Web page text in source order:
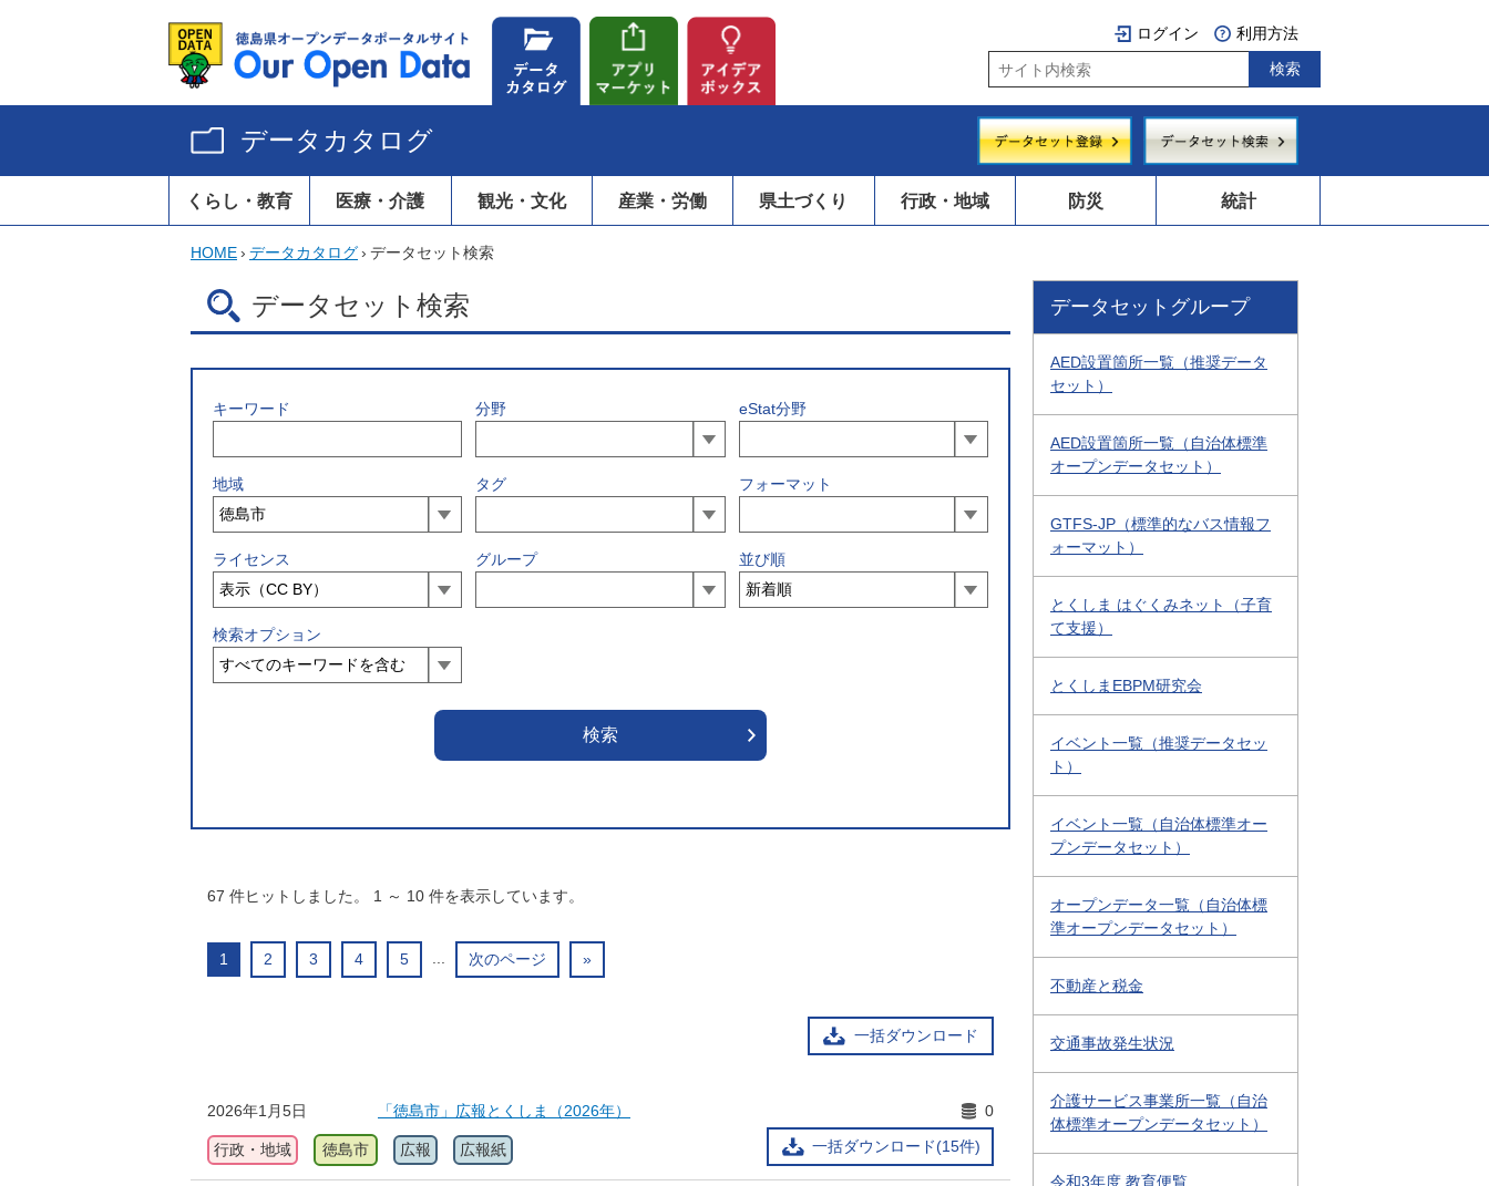
ログイン 利用方法
データカタログ
くらし・教育 医療・介護 観光・文化 産業・労働 県土づくり 行政・地域 防災 統計
HOME› データカタログ› データセット検索
データセット検索
キーワード 分野 eStat分野
地域 タグ フォーマット
ライセンス グループ 並び順
検索オプション
67 件ヒットしました。 1 ～ 10 件を表示しています。
1 2 3 4 5 ... 次のページ »
一括ダウンロード
2026年1月5日
「徳島市」広報とくしま（2026年）
一括ダウンロード(15件)
0
行政・地域 徳島市 広報 広報紙
データセットグループ
AED設置箇所一覧（推奨データ
セット）
AED設置箇所一覧（自治体標準
オープンデータセット）
GTFS-JP（標準的なバス情報フ
ォーマット）
とくしま はぐくみネット（子育
て支援）
とくしまEBPM研究会
イベント一覧（推奨データセッ
ト）
イベント一覧（自治体標準オー
プンデータセット）
オープンデータ一覧（自治体標
準オープンデータセット）
不動産と税金
交通事故発生状況
介護サービス事業所一覧（自治
体標準オープンデータセット）
令和3年度 教育便覧